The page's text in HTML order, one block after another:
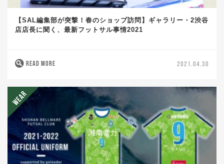
【SAL編集部が突撃！春のショップ訪問】ギャラリー・2渋谷
店店長に聞く、最新フットサル事情2021
READ MORE 2021.04.30